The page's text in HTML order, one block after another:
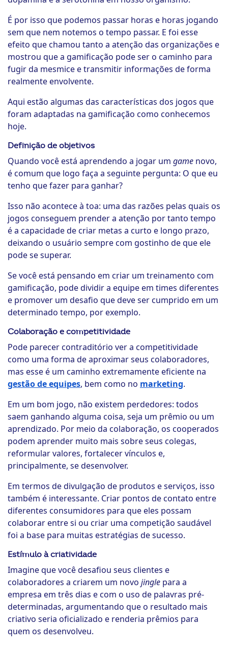
É por isso que podemos passar horas e horas jogando
sem que nem notemos o tempo passar. E foi esse
efeito que chamou tanto a atenção das organizações e
mostrou que a gamificação pode ser o caminho para
fugir da mesmice e transmitir informações de forma
realmente envolvente.
Aqui estão algumas das características dos jogos que
foram adaptadas na gamificação como conhecemos
hoje.
Definição de objetivos
Quando você está aprendendo a jogar um game novo,
é comum que logo faça a seguinte pergunta: O que eu
tenho que fazer para ganhar?
Isso não acontece à toa: uma das razões pelas quais os
jogos conseguem prender a atenção por tanto tempo
é a capacidade de criar metas a curto e longo prazo,
deixando o usuário sempre com gostinho de que ele
pode se superar.
Se você está pensando em criar um treinamento com
gamificação, pode dividir a equipe em times diferentes
e promover um desafio que deve ser cumprido em um
determinado tempo, por exemplo.
Colaboração e competitividade
Pode parecer contraditório ver a competitividade
como uma forma de aproximar seus colaboradores,
mas esse é um caminho extremamente eficiente na
gestão de equipes, bem como no marketing.
Em um bom jogo, não existem perdedores: todos
saem ganhando alguma coisa, seja um prêmio ou um
aprendizado. Por meio da colaboração, os cooperados
podem aprender muito mais sobre seus colegas,
reformular valores, fortalecer vínculos e,
principalmente, se desenvolver.
Em termos de divulgação de produtos e serviços, isso
também é interessante. Criar pontos de contato entre
diferentes consumidores para que eles possam
colaborar entre si ou criar uma competição saudável
foi a base para muitas estratégias de sucesso.
Estímulo à criatividade
Imagine que você desafiou seus clientes e
colaboradores a criarem um novo jingle para a
empresa em três dias e com o uso de palavras pré-
determinadas, argumentando que o resultado mais
criativo seria oficializado e renderia prêmios para
quem os desenvolveu.